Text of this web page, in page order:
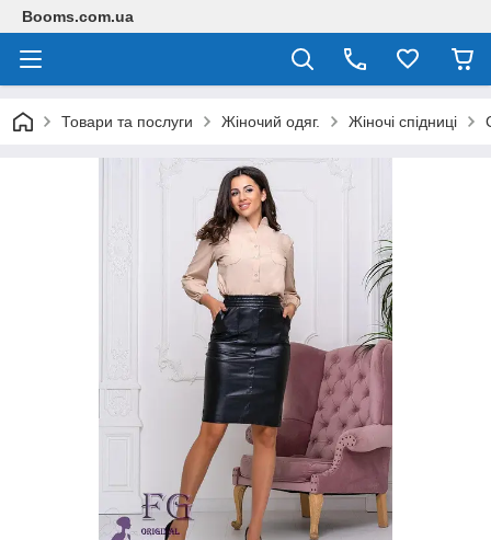
Booms.com.ua
Товари та послуги Жіночий одяг. Жіночі спідниці